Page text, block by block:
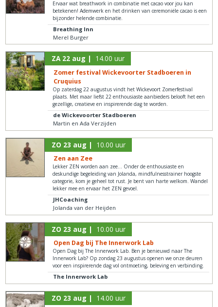
Ervaar wat breathwork in combinatie met cacao voor jou kan
betekenen! Ademwerk en het drinken van ceremoniële cacao is een
bijzonder helende combinatie.
Breathing Inn
Merel Burger
ZA 22 aug | 14.00 uur
Zomer festival Wickevoorter Stadboeren in
Cruquius
Op zaterdag 22 augustus vindt het Wickevoort Zomerfestival
plaats. Met maar liefst 22 enthousiaste aanbieders belooft het een
gezellige, creatieve en inspirerende dag te worden.
de Wickevoorter Stadboeren
Martin en Ada Verzijden
ZO 23 aug | 10.00 uur
Zen aan Zee
Lekker ZEN worden aan zee... Onder de enthousiaste en
deskundige begeleiding van Jolanda, mindfulnesstrainer hoogste
categorie, kom je geheel tot rust. Je bent van harte welkom. Wandel
lekker mee en ervaar het ZEN gevoel.
JHCoaching
Jolanda van der Heijden
ZO 23 aug | 10.00 uur
Open Dag bij The Innerwork Lab
Open Dag bij The Innerwork Lab. Ben je benieuwd naar The
Innerwork Lab? Op zondag 23 augustus openen we onze deuren
voor een inspirerende dag vol ontmoeting, beleving en verbinding.
The Innerwork Lab
ZO 23 aug | 14.00 uur